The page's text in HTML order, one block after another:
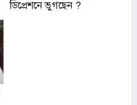
ডিপ্রেশনে ভুগছেন ?